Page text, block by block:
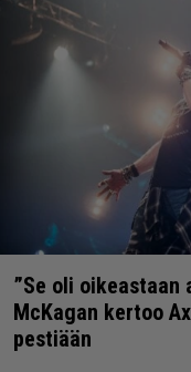
”Se oli
McKagan kertoo
pestiään